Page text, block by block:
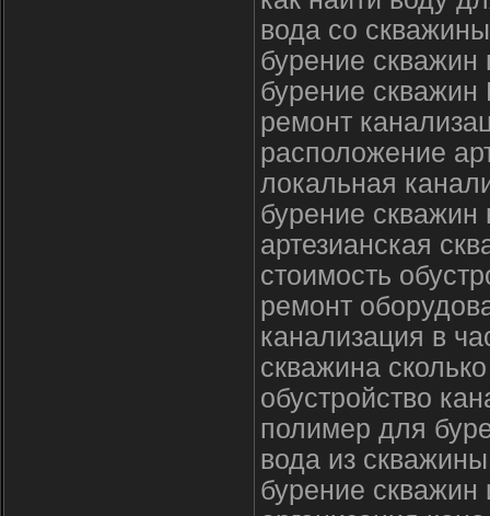
вода со скважины
бурение
бурение
ремонт
расположение
локальная
бурение
артезианская
стоимость
ремонт
канализация в
скважина
обустройство
полимер для
вода из
бурение скважин